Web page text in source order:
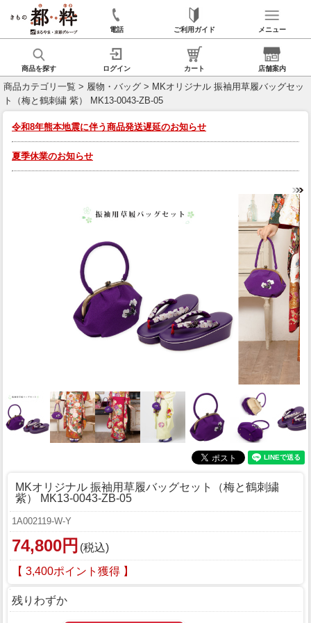
電話 ご利用ガイド メニュー
商品を探す ログイン カート 店舗案内
商品カテゴリ一覧 > 履物・バッグ > MKオリジナル 振袖用草履バッグセッ
ト（梅と鶴刺繍 紫） MK13-0043-ZB-05
令和8年熊本地震に伴う商品発送遅延のお知らせ
夏季休業のお知らせ
MKオリジナル 振袖用草履バッグセット（梅と鶴刺繍
紫） MK13-0043-ZB-05
1A002119-W-Y
74,800円 (税込)
【 3,400ポイント獲得 】
残りわずか